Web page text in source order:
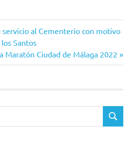
servicio al Cementerio con motivo
Santos
Maratón Ciudad de Málaga 2022
BUSCAR